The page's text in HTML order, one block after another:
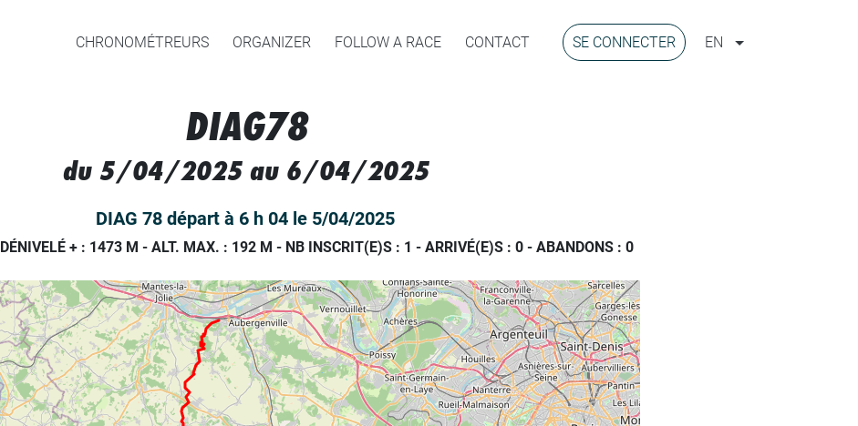
CHRONOMÉTREURS ORGANIZER FOLLOW A RACE CONTACT SE CONNECTER EN
DIAG78
du 5/04/2025 au 6/04/2025
DIAG 78 départ à 6 h 04 le 5/04/2025
DÉNIVELÉ + : 1473 M - ALT. MAX. : 192 M - NB INSCRIT(E)S : 1 - ARRIVÉ(E)S : 0 - ABANDONS : 0